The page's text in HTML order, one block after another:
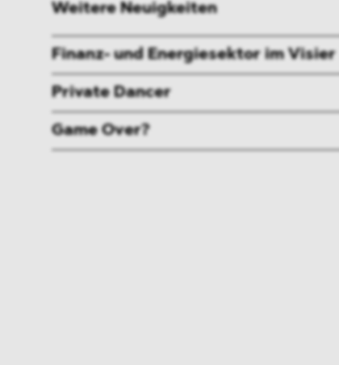
Weitere Neuigkeiten
Finanz- und Energiesektor im Visier
Private Dancer
Game Over?